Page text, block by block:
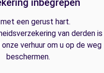
inbegrepen
met een gerust hart.
van derden is
verhuur om u op de
beschermen.